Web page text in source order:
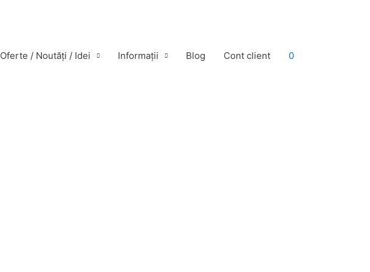
Oferte / Noutăţi / Idei Informații Blog Cont client 0